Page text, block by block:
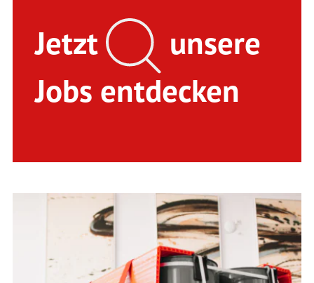
Jetzt
unsere
Jobs entdecken